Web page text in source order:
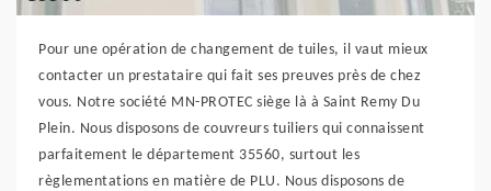
Pour une opération de changement de tuiles, il vaut mieux
contacter un prestataire qui fait ses preuves près de chez
vous. Notre société MN-PROTEC siège là à Saint Remy Du
Plein. Nous disposons de couvreurs tuiliers qui connaissent
parfaitement le département 35560, surtout les
règlementations en matière de PLU. Nous disposons de